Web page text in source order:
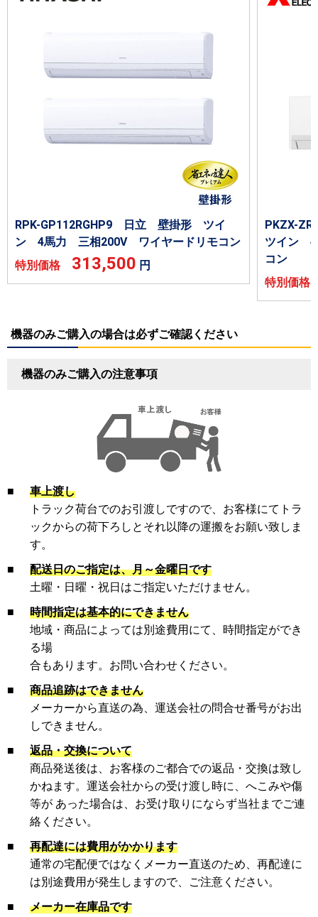
RPK-GP112RGHP9 日立 壁掛形 ツイ
ン 4馬力 三相200V ワイヤードリモコン
特別価格 313,500 円
PKZX-
ツイン 4
コン
特別価
機器のみご購入の場合は必ずご確認ください
機器のみご購入の注意事項
■
車上渡し
トラック荷台でのお引渡しですので、お客様にてトラ
ックからの荷下ろしとそれ以降の運搬をお願い致しま
す。
■
配送日のご指定は、月～金曜日です
土曜・日曜・祝日はご指定いただけません。
■
時間指定は基本的にできません
地域・商品によっては別途費用にて、時間指定ができ
る場
合もあります。お問い合わせください。
■
商品追跡はできません
メーカーから直送の為、運送会社の問合せ番号がお出
しできません。
■
返品・交換について
商品発送後は、お客様のご都合での返品・交換は致し
かねます。運送会社からの受け渡し時に、へこみや傷
等が あった場合は、お受け取りにならず当社までご連
絡ください。
■
再配達には費用がかかります
通常の宅配便ではなくメーカー直送のため、再配達に
は別途費用が発生しますので、ご注意ください。
■
メーカー在庫品です